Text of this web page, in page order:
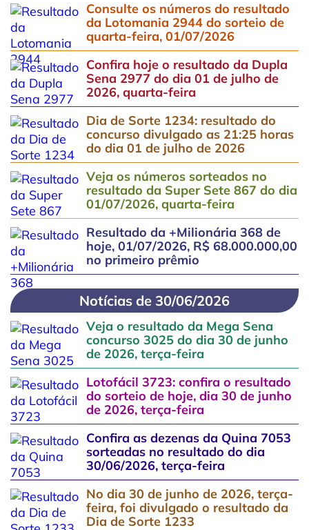
Consulte os números do resultado
da Lotomania 2944 do sorteio de
quarta-feira, 01/07/2026
Confira hoje o resultado da Dupla
Sena 2977 do dia 01 de julho de
2026, quarta-feira
Dia de Sorte 1234: resultado do
concurso divulgado as 21:25 horas
do dia 01 de julho de 2026
Veja os números sorteados no
resultado da Super Sete 867 do dia
01/07/2026, quarta-feira
Resultado da +Milionária 368 de
hoje, 01/07/2026, R$ 68.000.000,00
no primeiro prêmio
Notícias de 30/06/2026
Veja o resultado da Mega Sena
concurso 3025 do dia 30 de junho
de 2026, terça-feira
Lotofácil 3723: confira o resultado
do sorteio de hoje, dia 30 de junho
de 2026, terça-feira
Confira as dezenas da Quina 7053
sorteadas no resultado do dia
30/06/2026, terça-feira
No dia 30 de junho de 2026, terça-
feira, foi divulgado o resultado da
Dia de Sorte 1233